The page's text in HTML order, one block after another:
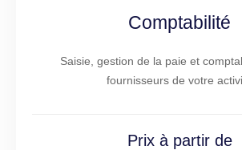
Comptabilité
Saisie, gestion de la paie et
fournisseurs de votre
Prix à partir de